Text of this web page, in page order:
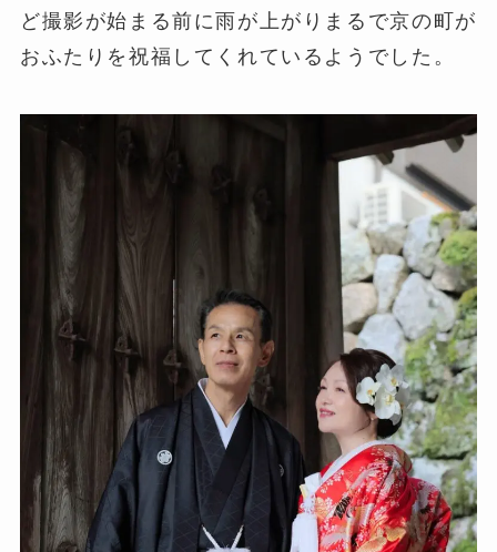
ど撮影が始まる前に雨が上がりまるで京の町が
おふたりを祝福してくれているようでした。